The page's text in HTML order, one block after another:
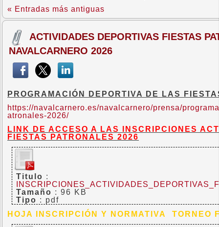
« Entradas más antiguas
ACTIVIDADES DEPORTIVAS FIESTAS
NAVALCARNERO 2026
PROGRAMACIÓN DEPORTIVA DE LAS
https://navalcarnero.es/navalcarnero/prensa/
atronales-2026/
LINK DE ACCESO A LAS INSCRIPCIONES
FIESTAS PATRONALES 2026
Titulo :
Tamaño : 96 KB
Tipo : pdf
HOJA INSCRIPCIÓN Y NORMATIVA TORNEO